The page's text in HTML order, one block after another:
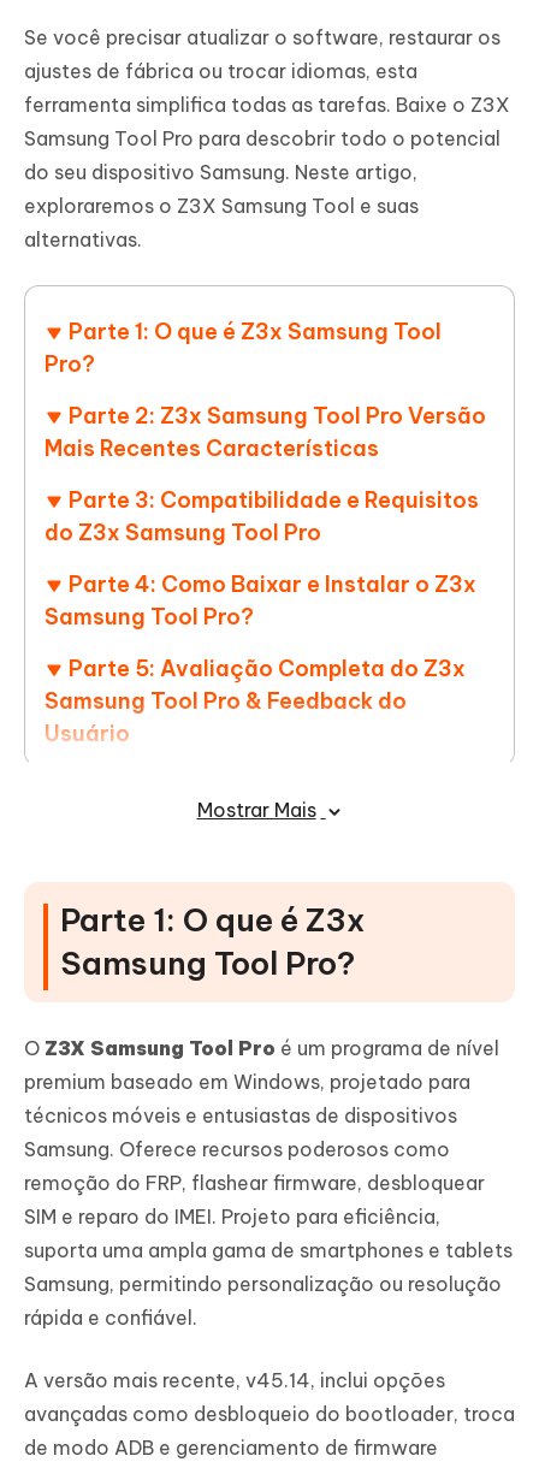
Se você precisar atualizar o software, restaurar os
ajustes de fábrica ou trocar idiomas, esta
ferramenta simplifica todas as tarefas. Baixe o Z3X
Samsung Tool Pro para descobrir todo o potencial
do seu dispositivo Samsung. Neste artigo,
exploraremos o Z3X Samsung Tool e suas
alternativas.
Parte 1: O que é Z3x Samsung Tool
Pro?
Parte 2: Z3x Samsung Tool Pro Versão
Mais Recentes Características
Parte 3: Compatibilidade e Requisitos
do Z3x Samsung Tool Pro
Parte 4: Como Baixar e Instalar o Z3x
Samsung Tool Pro?
Parte 5: Avaliação Completa do Z3x
Samsung Tool Pro & Feedback do
Usuário
Samsung Tool ProMostrar Mais
Parte 1: O que é Z3x
Samsung Tool Pro?
O Z3X Samsung Tool Pro é um programa de nível
premium baseado em Windows, projetado para
técnicos móveis e entusiastas de dispositivos
Samsung. Oferece recursos poderosos como
remoção do FRP, flashear firmware, desbloquear
SIM e reparo do IMEI. Projeto para eficiência,
suporta uma ampla gama de smartphones e tablets
Samsung, permitindo personalização ou resolução
rápida e confiável.
A versão mais recente, v45.14, inclui opções
avançadas como desbloqueio do bootloader, troca
de modo ADB e gerenciamento de firmware